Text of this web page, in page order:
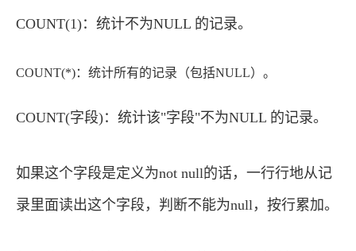
COUNT(1)：统计不为NULL 的记录。
COUNT(*)：统计所有的记录（包括NULL）。
COUNT(字段)：统计该"字段"不为NULL 的记录。
如果这个字段是定义为not null的话，一行行地从记
录里面读出这个字段，判断不能为null，按行累加。